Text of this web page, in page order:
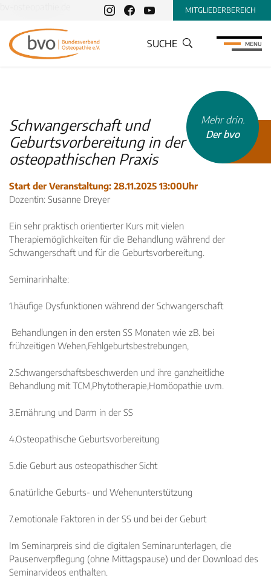
MITGLIEDERBEREICH
SUCHE MENU
Schwangerschaft und
Geburtsvorbereitung in der
osteopathischen Praxis
Start der Veranstaltung: 28.11.2025 13:00Uhr
Dozentin: Susanne Dreyer
Ein sehr praktisch orientierter Kurs mit vielen
Therapiemöglichkeiten für die Behandlung während der
Schwangerschaft und für die Geburtsvorbereitung.
Seminarinhalte:
1.häufige Dysfunktionen während der Schwangerschaft
Behandlungen in den ersten SS Monaten wie zB. bei
frühzeitigen Wehen,Fehlgeburtsbestrebungen,
2.Schwangerschaftsbeschwerden und ihre ganzheitliche
Behandlung mit TCM,Phytotherapie,Homöopathie uvm.
3.Ernährung und Darm in der SS
4.Osteopathische Geburtsvorbereitung
5.die Geburt aus osteopathischer Sicht
6.natürliche Geburts- und Wehenunterstützung
7.emotionale Faktoren in der SS und bei der Geburt
Im Seminarpreis sind die digitalen Seminarunterlagen, die
Pausenverpflegung (ohne Mittagspause) und der Download des
Seminarvideos enthalten.
Mehr drin.
Der bvo
INHALTSTYP
Therapeuten
Schulen
Neuigkeiten
Veranstaltungen
Inhaltsseiten